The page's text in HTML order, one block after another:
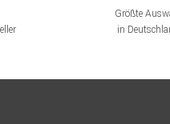
Größte
in